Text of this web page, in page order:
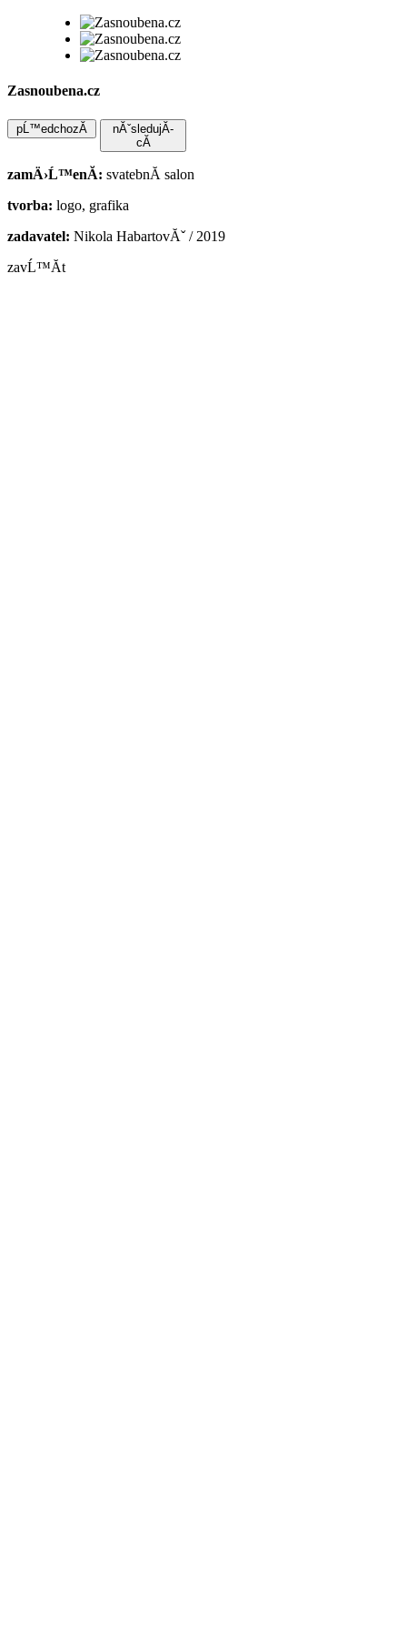
Zasnoubena.cz
nĂˇsledujĂ­
cĂ­
zamÄ›Ĺ™enĂ­: svatebnĂ­ salon
tvorba: logo, grafika
zadavatel: Nikola HabartovĂˇ / 2019
zavĹ™Ă­t